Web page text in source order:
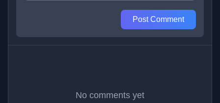
Post Comment
No comments yet